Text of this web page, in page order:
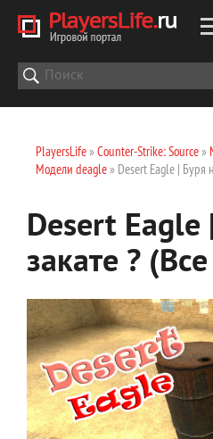
PlayersLife» Counter-Strike: Source»
Модели deagle» Desert Eagle | Буря
Desert Eagle
закате ?